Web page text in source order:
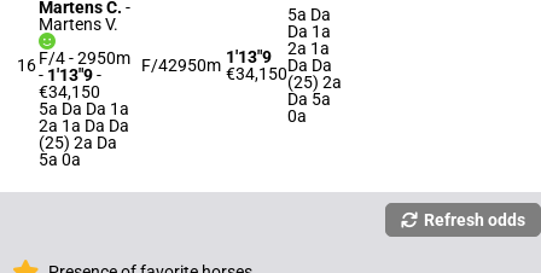
16
Martens C. -
Martens V.
F/4 - 2950m
- 1'13"9-
€34,150
5a Da Da 1a
2a 1a Da Da
(25) 2a Da
5a 0a
F/42950m 1'13"9
€34,150
5a Da
Da 1a
2a 1a
Da Da
(25) 2a
Da 5a
0a
Refresh odds